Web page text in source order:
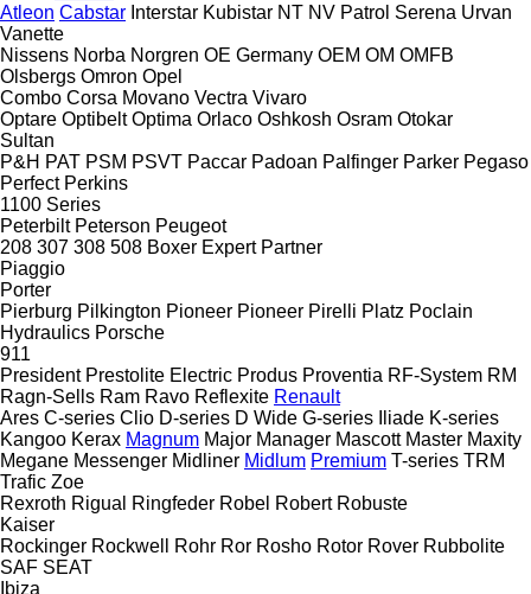
Atleon Cabstar Interstar Kubistar NT NV Patrol Serena Urvan
Vanette
Nissens Norba Norgren OE Germany OEM OM OMFB
Olsbergs Omron Opel
Combo Corsa Movano Vectra Vivaro
Optare Optibelt Optima Orlaco Oshkosh Osram Otokar
Sultan
P&H PAT PSM PSVT Paccar Padoan Palfinger Parker Pegaso
Perfect Perkins
1100 Series
Peterbilt Peterson Peugeot
208 307 308 508 Boxer Expert Partner
Piaggio
Porter
Pierburg Pilkington Pioneer Pioneer Pirelli Platz Poclain
Hydraulics Porsche
911
President Prestolite Electric Produs Proventia RF-System RM
Ragn-Sells Ram Ravo Reflexite Renault
Ares C-series Clio D-series D Wide G-series Iliade K-series
Kangoo Kerax Magnum Major Manager Mascott Master Maxity
Megane Messenger Midliner Midlum Premium T-series TRM
Trafic Zoe
Rexroth Rigual Ringfeder Robel Robert Robuste
Kaiser
Rockinger Rockwell Rohr Ror Rosho Rotor Rover Rubbolite
SAF SEAT
Ibiza